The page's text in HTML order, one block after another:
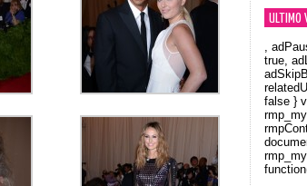
ULTIMO
,
true,
false }